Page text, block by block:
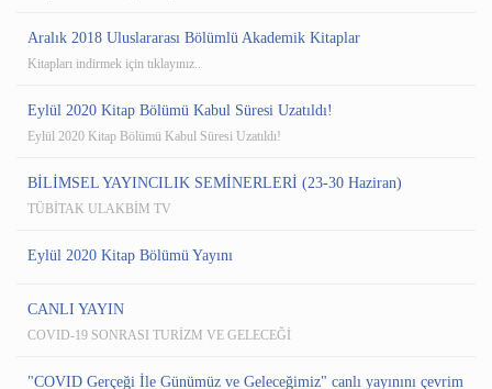
Aralık 2018 Uluslararası Bölümlü Akademik Kitaplar
Kitapları indirmek için tıklayınız..
Eylül 2020 Kitap Bölümü Kabul Süresi Uzatıldı!
Eylül 2020 Kitap Bölümü Kabul Süresi Uzatıldı!
BİLİMSEL YAYINCILIK SEMİNERLERİ (23-30 Haziran)
TÜBİTAK ULAKBİM TV
Eylül 2020 Kitap Bölümü Yayını
CANLI YAYIN
COVID-19 SONRASI TURİZM VE GELECEĞİ
"COVID Gerçeği İle Günümüz ve Geleceğimiz" canlı yayınını çevrim